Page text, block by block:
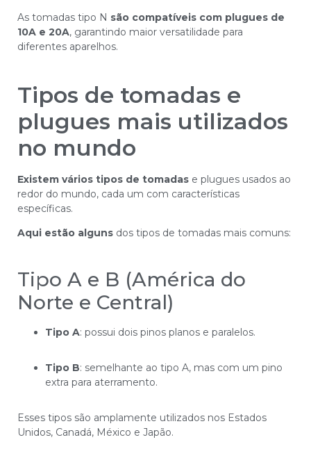
As tomadas tipo N são compatíveis com plugues de
10A e 20A, garantindo maior versatilidade para
diferentes aparelhos.
Tipos de tomadas e
plugues mais utilizados
no mundo
Existem vários tipos de tomadas e plugues usados ao
redor do mundo, cada um com características
específicas.
Aqui estão alguns dos tipos de tomadas mais comuns:
Tipo A e B (América do
Norte e Central)
Tipo A: possui dois pinos planos e paralelos.
Tipo B: semelhante ao tipo A, mas com um pino
extra para aterramento.
Esses tipos são amplamente utilizados nos Estados
Unidos, Canadá, México e Japão.